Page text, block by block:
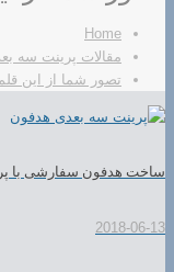
Home
مقالات پرینت سه
تصور شما از این
ساخت هدفون سفارشی با
2018-06-13